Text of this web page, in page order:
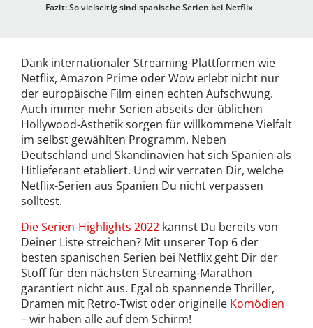
Fazit: So vielseitig sind spanische Serien bei Netflix
Dank internationaler Streaming-Plattformen wie
Netflix, Amazon Prime oder Wow erlebt nicht nur
der europäische Film einen echten Aufschwung.
Auch immer mehr Serien abseits der üblichen
Hollywood-Ästhetik sorgen für willkommene Vielfalt
im selbst gewählten Programm. Neben
Deutschland und Skandinavien hat sich Spanien als
Hitlieferant etabliert. Und wir verraten Dir, welche
Netflix-Serien aus Spanien Du nicht verpassen
solltest.
Die Serien-Highlights 2022 kannst Du bereits von
Deiner Liste streichen? Mit unserer Top 6 der
besten spanischen Serien bei Netflix geht Dir der
Stoff für den nächsten Streaming-Marathon
garantiert nicht aus. Egal ob spannende Thriller,
Dramen mit Retro-Twist oder originelle Komödien
– wir haben alle auf dem Schirm!